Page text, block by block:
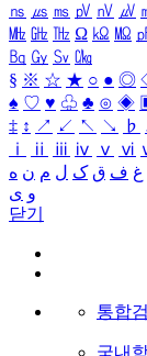
㎱ ㎲ ㎳ ㎴ ㎵ ㎶
㎒ ㎓ ㎔ Ω ㏀ ㏁
㏃ ㏉ ㏜ ㏆
§ ※ ☆ ★ ○ ● ◎
♠ ♡ ♥ ♧ ♣ ⊙ ◈
‡ ↕ ↗ ↙ ↖ ↘ ♭
ⅰ
ⅱ ⅲ ⅳ ⅴ ⅵ
غ ف ق ک ل م ن ه
و ی
닫기
통합